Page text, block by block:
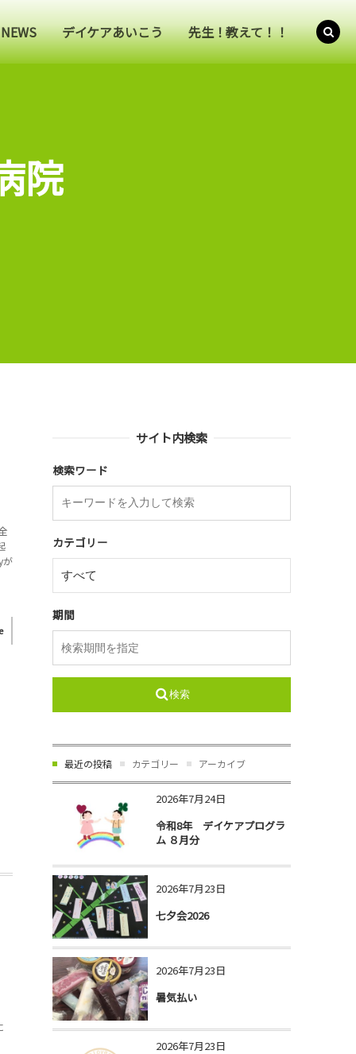
NEWS デイケアあいこう 先生！教えて！！
院
が
サイト内検索
検索ワード
カテゴリー
期間
検索
最近の投稿 カテゴリー アーカイブ
2026年7月24日
令和8年 デイケアプログラ
ム ８月分
2026年7月23日
七夕会2026
2026年7月23日
暑気払い
2026年7月23日